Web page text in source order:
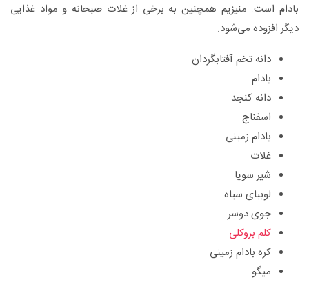
بادام است. منیزیم همچنین به برخی از غلات صبحانه و مواد غذایی
دیگر افزوده می‌شود.
دانه تخم آفتابگردان
بادام
دانه کنجد
اسفناج
بادام زمینی
غلات
شیر سویا
لوبیای سیاه
جوی دوسر
کلم بروکلی
کره بادام زمینی
میگو